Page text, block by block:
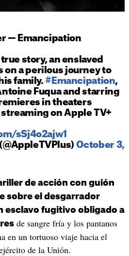
— Emancipation
story, an enslaved
on a perilous journey to
family. #Emancipation,
Fuqua and starring
in theaters
streaming on Apple TV+
sSj4o2ajw1
October 3,
de acción con guión
sobre el desgarrador
esclavo fugitivo obligado a
de sangre fría y los pantanos
en un tortuoso viaje hacia el
de la Unión.